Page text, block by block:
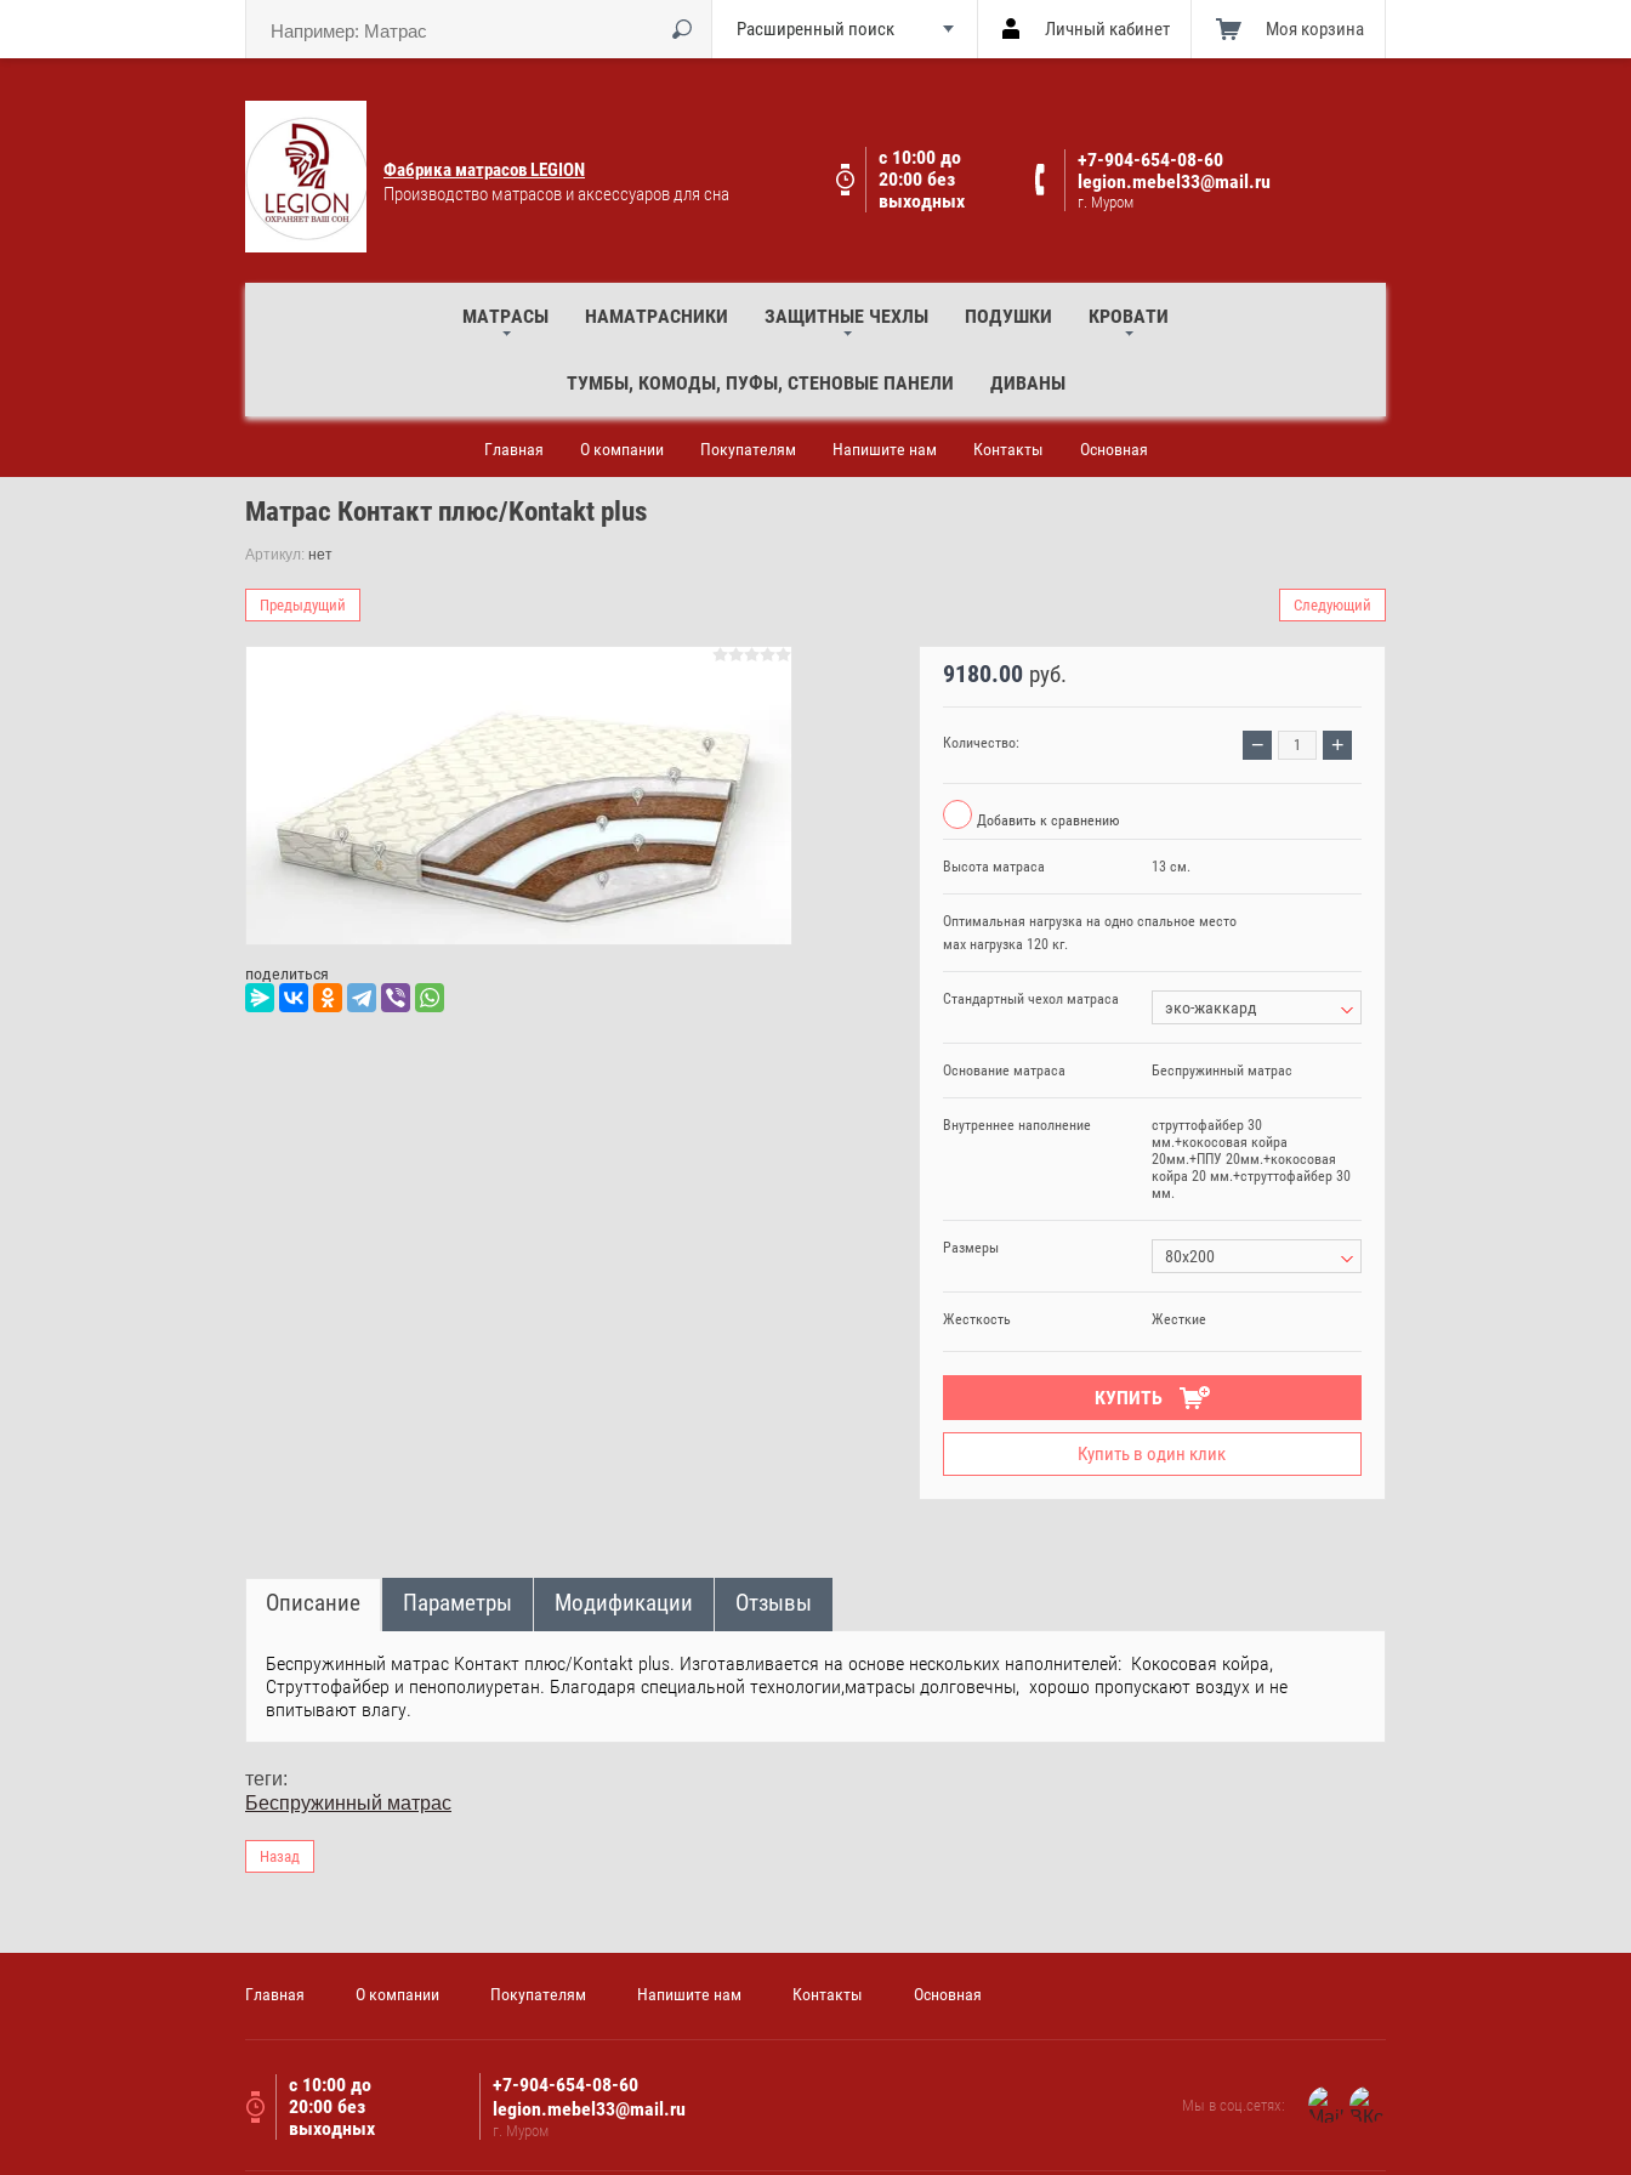
Личный кабинет Моя корзина
Расширенный поиск
Фабрика матрасов LEGION
Производство матрасов и аксессуаров для сна
с 10:00 до
20:00 без
выходных
+7-904-654-08-60
legion.mebel33@mail.ru
г. Муром
МАТРАСЫ НАМАТРАСНИКИ ЗАЩИТНЫЕ ЧЕХЛЫ ПОДУШКИ КРОВАТИ
ТУМБЫ, КОМОДЫ, ПУФЫ, СТЕНОВЫЕ ПАНЕЛИ ДИВАНЫ
Главная О компании Покупателям Напишите нам Контакты Основная
Матрас Контакт плюс/Kontakt plus
Артикул: нет
Предыдущий Следующий
9180.00 руб.
Количество: − +
Добавить к сравнению
Высота матраса 13 см.
Оптимальная нагрузка на одно спальное место
мах нагрузка 120 кг.
Стандартный чехол матраса эко-жаккард
Основание матраса Беспружинный матрас
Внутреннее наполнение
струттофайбер 30
мм.+кокосовая койра
20мм.+ППУ 20мм.+кокосовая
койра 20 мм.+струттофайбер 30
мм.
Размеры 80х200
Жесткость Жесткие
КУПИТЬ
Купить в один клик
поделиться
Описание Параметры Модификации Отзывы
Беспружинный матрас Контакт плюс/Kontakt plus. Изготавливается на основе нескольких наполнителей: Кокосовая койра,
Струттофайбер и пенополиуретан. Благодаря специальной технологии,матрасы долговечны, хорошо пропускают воздух и не
впитывают влагу.
теги:
Беспружинный матрас
Назад
Главная О компании Покупателям Напишите нам Контакты Основная
с 10:00 до
20:00 без
выходных
+7-904-654-08-60
legion.mebel33@mail.ru
г. Муром
Мы в соц.сетях: